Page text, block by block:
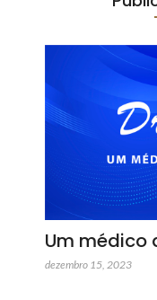
Um médico
dezembro 15, 2023